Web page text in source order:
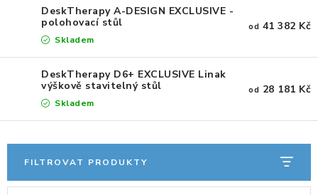
ZDRAVOTNÍ OBUV
PODSEDÁKY NA ŽIDLE
ZDRAVOTNICKÉ POMŮCKY
PODSTAVCE POD MONITOR
DeskTherapy A-DESIGN EXCLUSIVE -
polohovací stůl
Skladem
od 41 382 Kč
DeskTherapy D6+ EXCLUSIVE Linak
výškově stavitelný stůl
Skladem
od 28 181 Kč
FILTROVAT PRODUKTY